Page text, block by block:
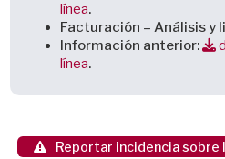
línea.
Facturación – Análisis
Información anterior:
línea.
Reportar incidencia sobre